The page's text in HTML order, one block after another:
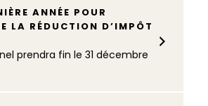
ANNÉE POUR
LA RÉDUCTION D’IMPÔT
prendra fin le 31 décembre